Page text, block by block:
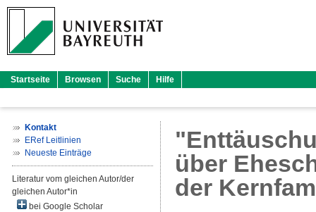
Startseite Browsen Suche Hilfe
Kontakt
ERef Leitlinien
Neueste Einträge
Literatur vom gleichen Autor/der
gleichen Autor*in
bei Google Scholar
über
der